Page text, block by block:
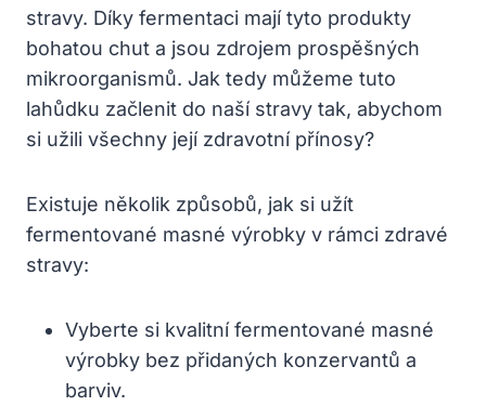
stravy. Díky fermentaci mají tyto produkty
bohatou chut a ⁣jsou zdrojem prospěšných
mikroorganismů. Jak‍ tedy můžeme tuto
lahůdku začlenit do naší stravy tak, abychom
si ⁤užili všechny její zdravotní přínosy?
Existuje několik způsobů, jak si užít
fermentované masné výrobky v rámci zdravé
stravy:
Vyberte si kvalitní fermentované masné
výrobky bez přidaných konzervantů a
barviv.